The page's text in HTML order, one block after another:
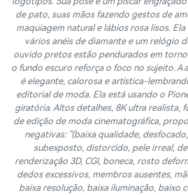
de pato, suas mãos fazendo gestos de
maquiagem natural e lábios rosa lisos.
vários anéis de diamante e um relógio
ouvido pretos estão pendurados em
o fundo escuro reforça o foco no sujeito. A
é elegante, calorosa e artística-
editorial de moda. Ela está usando o
giratória. Altos detalhes, 8K ultra realista,
de edição de moda cinematográfica,
negativas: "(baixa qualidade,
subexposto, distorcido, pele irreal,
renderização 3D, CGI, boneca, rosto
dedos excessivos, membros ausentes,
baixa resolução, baixa iluminação, baixo